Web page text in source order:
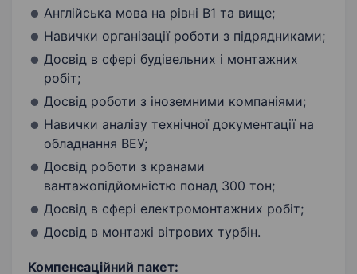
Англійська мова на рівні В1 та вище;
Навички організації роботи з підрядниками;
Досвід в сфері будівельних і монтажних
робіт;
Досвід роботи з іноземними компаніями;
Навички аналізу технічної документації на
обладнання ВЕУ;
Досвід роботи з кранами
вантажопідйомністю понад 300 тон;
Досвід в сфері електромонтажних робіт;
Досвід в монтажі вітрових турбін.
Компенсаційний пакет: